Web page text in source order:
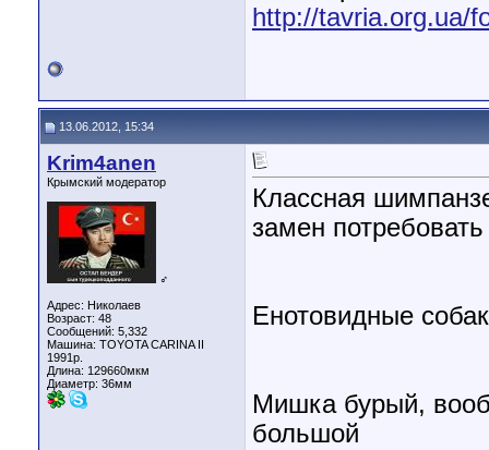
http://tavria.org.ua/
13.06.2012, 15:34
Krim4anen
Крымский модератор
♂
Адрес: Николаев
Возраст: 48
Сообщений: 5,332
Машина: TOYOTA CARINA II
1991р.
Длина: 129660мкм
Диаметр: 36мм
Классная
замен
Енотовидные
Мишка бурый,
большой